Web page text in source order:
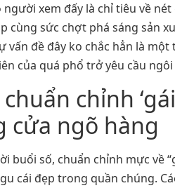
người xem đấy là chỉ tiêu về
cùng sức chợt phá sáng sản
vấn đề đây ko chắc hẳn là
của quá phổ trở yêu cầu
chuẩn chỉnh
cửa ngõ hàng
buổi số, chuẩn chỉnh mực về
cái đẹp trong quần chúng.